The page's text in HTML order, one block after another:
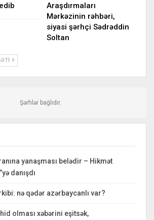
Araşdırmaları
Mərkəzinin rəhbəri,
siyasi şərhçi Sədrəddin
Soltan
Şərhlər bağlıdır.
yanaşması belədir – Hikmət
danışdı
nə qədər azərbaycanlı var?
olması xəbərini eşitsək,